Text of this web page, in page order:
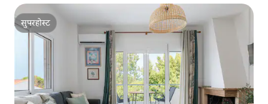
सुपरहोस्ट
सुपरहोस्ट